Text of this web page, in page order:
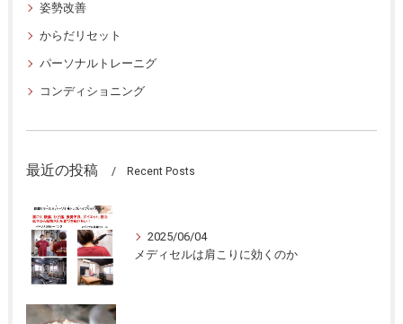
姿勢改善
からだリセット
パーソナルトレーニグ
コンディショニング
最近の投稿 Recent Posts
2025/06/04
メディセルは肩こりに効くのか